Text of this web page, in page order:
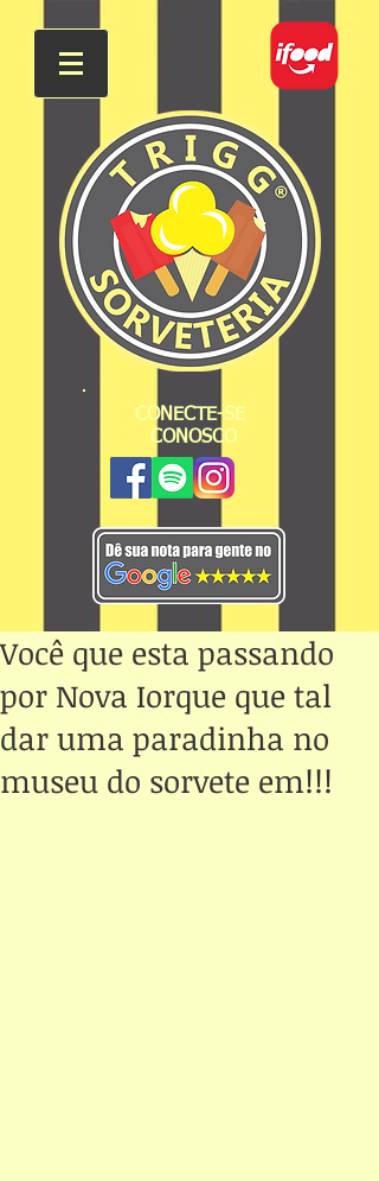
CONECTE-SE
CONOSCO
Você que esta passando
por Nova Iorque que tal
dar uma paradinha no
museu do sorvete em!!!